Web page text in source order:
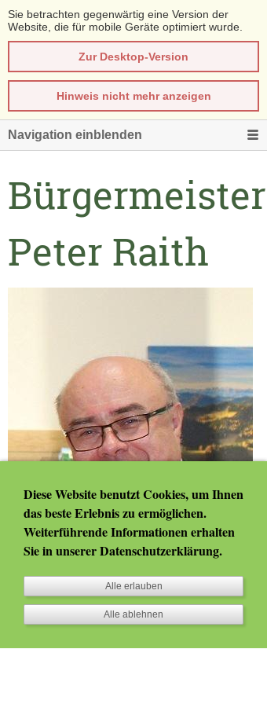
Sie betrachten gegenwärtig eine Version der
Website, die für mobile Geräte optimiert wurde.
Zur Desktop-Version
Hinweis nicht mehr anzeigen
Navigation einblenden
Bürgermeister
Peter Raith
Bürgermeister
Diese Website benutzt Cookies, um Ihnen
das beste Erlebnis zu ermöglichen.
Weiterführende Informationen erhalten
Sie in unsererDatenschutzerklärung.
Alle erlauben
Alle ablehnen